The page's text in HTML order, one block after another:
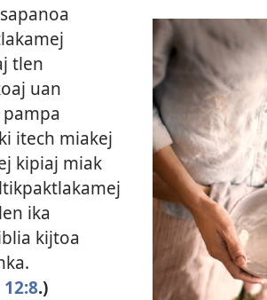
tlen
uan
itech miakej
kipiaj miak
ika
kijtoa
12:8.)